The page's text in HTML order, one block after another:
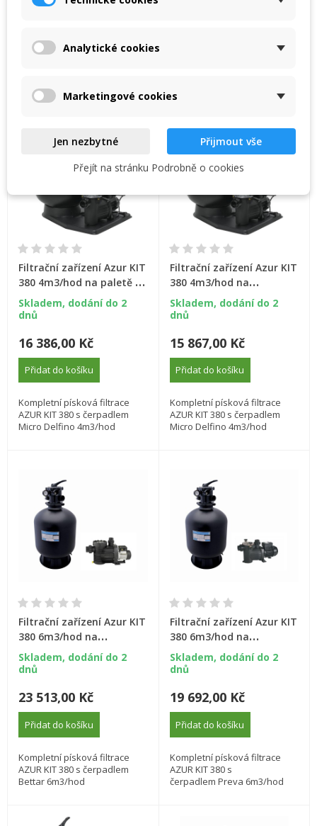
Kompletní písková filtrace
Kompletní písková filtrace
Filtrační zařízení Azur KIT
380 4m3/hod na paletě s
čerpadlem Micro Delfino
Skladem, dodání do 2
dnů
16 386,00 Kč
Přidat do košíku
Kompletní písková filtrace
AZUR KIT 380 s čerpadlem
Micro Delfino 4m3/hod
Filtrační zařízení Azur KIT
380 4m3/hod na
podstavci s čerpadlem
Micro Delfino
Skladem, dodání do 2
dnů
15 867,00 Kč
Přidat do košíku
Kompletní písková filtrace
AZUR KIT 380 s čerpadlem
Micro Delfino 4m3/hod
Filtrační zařízení Azur KIT
380 6m3/hod na
podstavci s čerpadlem
Bettar
Skladem, dodání do 2
dnů
23 513,00 Kč
Přidat do košíku
Kompletní písková filtrace
AZUR KIT 380 s čerpadlem
Bettar 6m3/hod
Filtrační zařízení Azur KIT
380 6m3/hod na
podstavci s čerpadlem
Preva
Skladem, dodání do 2
dnů
19 692,00 Kč
Přidat do košíku
Kompletní písková filtrace
AZUR KIT 380 s
čerpadlem Preva 6m3/hod
add_circle_outline Create new list
Zrušit Vytvořit seznam přání
Analytické cookies
Marketingové cookies
Jen nezbytné
Přijmout vše
Přejít na stránku Podrobně o cookies